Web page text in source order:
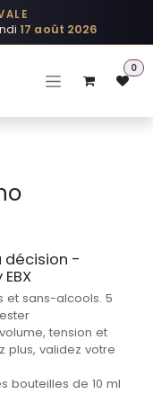
17 août 2026
0
décision -
et sans-alcools. 5
tension et
plus, validez votre
bouteilles de 10 ml